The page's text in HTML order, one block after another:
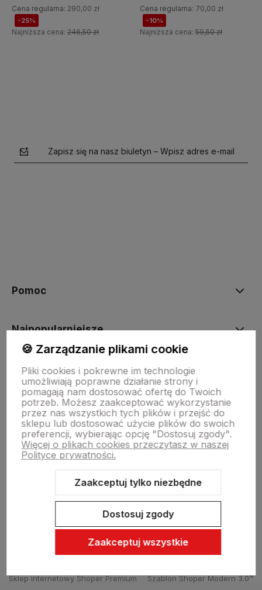
Cena regularna: 290,00 zł
-25%
Najniższa cena: 246,50 zł
Cena regularna: 70,00 zł
-10%
Najniższa cena: 59,50 zł
Zapisz się na nasz biuletyn – Wpisz adres e-mail
Pomoc
Najpopularniejsze
Moje konto
Płatności i dostawa
Informacje
Sklep internetowy Shoper Premium
Szablon Shoper Modern 3.0™
🍪 Zarządzanie plikami cookie
Pliki cookies i pokrewne im technologie
umożliwiają poprawne działanie strony i
pomagają nam dostosować ofertę do Twoich
potrzeb. Możesz zaakceptować wykorzystanie
przez nas wszystkich tych plików i przejść do
sklepu lub dostosować użycie plików do swoich
preferencji, wybierając opcję "Dostosuj zgody".
Więcej o plikach cookies przeczytasz w naszej
Polityce prywatności.
Zaakceptuj tylko niezbędne
Dostosuj zgody
Zaakceptuj wszystkie